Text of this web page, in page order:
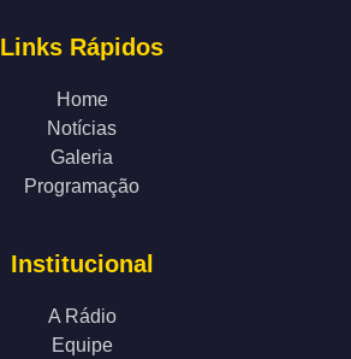
Links Rápidos
Home
Notícias
Galeria
Programação
Institucional
A Rádio
Equipe